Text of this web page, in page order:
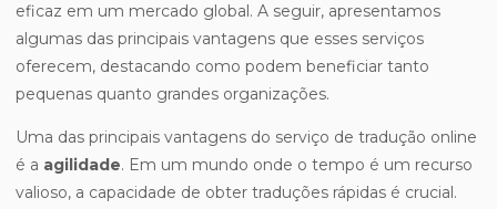
eficaz em um mercado global. A seguir, apresentamos
algumas das principais vantagens que esses serviços
oferecem, destacando como podem beneficiar tanto
pequenas quanto grandes organizações.
Uma das principais vantagens do serviço de tradução online
é a agilidade. Em um mundo onde o tempo é um recurso
valioso, a capacidade de obter traduções rápidas é crucial.